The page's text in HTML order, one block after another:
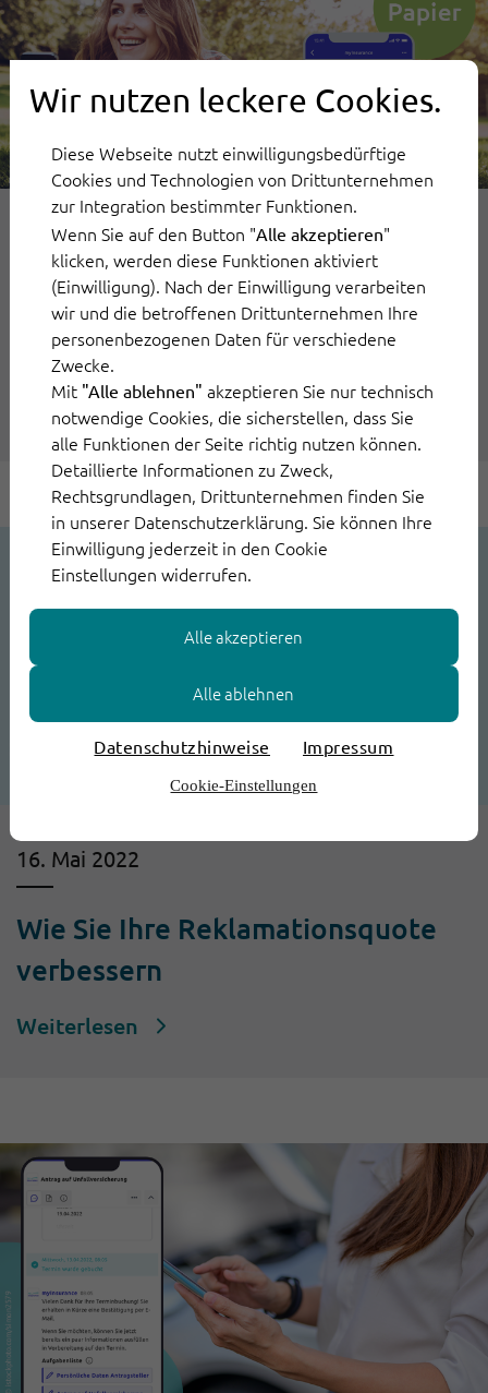
Wir nutzen leckere Cookies.
Diese Webseite nutzt einwilligungsbedürftige
Cookies und Technologien von Drittunternehmen
zur Integration bestimmter Funktionen.
Wenn Sie auf den Button "Alle akzeptieren"
klicken, werden diese Funktionen aktiviert
(Einwilligung). Nach der Einwilligung verarbeiten
wir und die betroffenen Drittunternehmen Ihre
personenbezogenen Daten für verschiedene
Zwecke.
Mit "Alle ablehnen" akzeptieren Sie nur technisch
notwendige Cookies, die sicherstellen, dass Sie
alle Funktionen der Seite richtig nutzen können.
Detaillierte Informationen zu Zweck,
Rechtsgrundlagen, Drittunternehmen finden Sie
in unserer Datenschutzerklärung. Sie können Ihre
Einwilligung jederzeit in den Cookie
Einstellungen widerrufen.
Datenschutzhinweise Impressum
Cookie-Einstellungen
Alle ablehnen
Alle akzeptieren
22. Juni 2022
In eine Zukunft ohne Papierkram
für Versicherungen
Weiterlesen
16. Mai 2022
Wie Sie Ihre Reklamationsquote
verbessern
Weiterlesen